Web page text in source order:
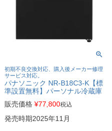
初期不良交換対応、購入後メーカー修理
サービス対応。
パナソニック NR-B18C3-K【標
準設置無料】パーソナル冷蔵庫
販売価格 ¥77,800税込
発売時期2025年11月